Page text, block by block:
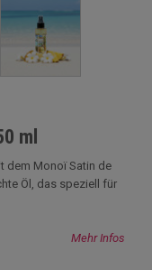
ml
dem Monoï Satin de
Öl, das speziell für
Mehr Infos